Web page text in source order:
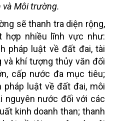
và Môi trường.
sẽ thanh tra diện rộng,
hợp nhiều lĩnh vực như:
pháp luật về đất đai, tài
khí tượng thủy văn đối
cấp nước đa mục tiêu;
pháp luật về đất đai, môi
nguyên nước đối với các
kinh doanh than; thanh